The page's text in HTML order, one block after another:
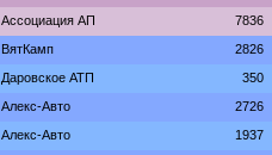
Ассоциация АП 7836
ВятКамп 2826
Даровское АТП 350
Алекс-Авто 2726
Алекс-Авто 1937